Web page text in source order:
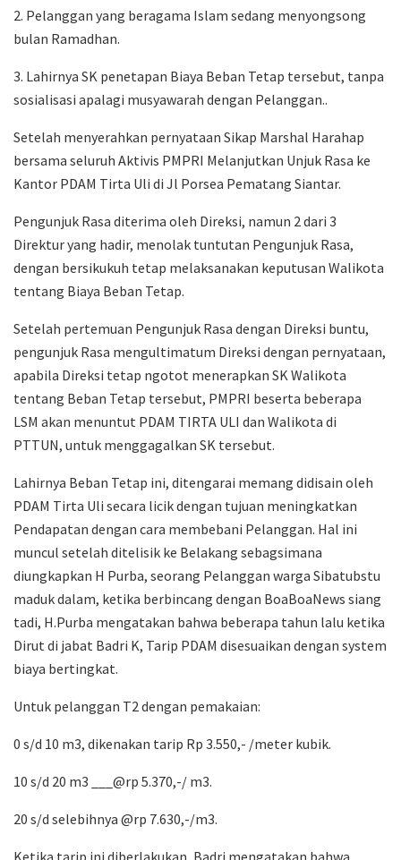
2. Pelanggan yang beragama Islam sedang menyongsong
bulan Ramadhan.
3. Lahirnya SK penetapan Biaya Beban Tetap tersebut, tanpa
sosialisasi apalagi musyawarah dengan Pelanggan..
Setelah menyerahkan pernyataan Sikap Marshal Harahap
bersama seluruh Aktivis PMPRI Melanjutkan Unjuk Rasa ke
Kantor PDAM Tirta Uli di Jl Porsea Pematang Siantar.
Pengunjuk Rasa diterima oleh Direksi, namun 2 dari 3
Direktur yang hadir, menolak tuntutan Pengunjuk Rasa,
dengan bersikukuh tetap melaksanakan keputusan Walikota
tentang Biaya Beban Tetap.
Setelah pertemuan Pengunjuk Rasa dengan Direksi buntu,
pengunjuk Rasa mengultimatum Direksi dengan pernyataan,
apabila Direksi tetap ngotot menerapkan SK Walikota
tentang Beban Tetap tersebut, PMPRI beserta beberapa
LSM akan menuntut PDAM TIRTA ULI dan Walikota di
PTTUN, untuk menggagalkan SK tersebut.
Lahirnya Beban Tetap ini, ditengarai memang didisain oleh
PDAM Tirta Uli secara licik dengan tujuan meningkatkan
Pendapatan dengan cara membebani Pelanggan. Hal ini
muncul setelah ditelisik ke Belakang sebagsimana
diungkapkan H Purba, seorang Pelanggan warga Sibatubstu
maduk dalam, ketika berbincang dengan BoaBoaNews siang
tadi, H.Purba mengatakan bahwa beberapa tahun lalu ketika
Dirut di jabat Badri K, Tarip PDAM disesuaikan dengan system
biaya bertingkat.
Untuk pelanggan T2 dengan pemakaian:
0 s/d 10 m3, dikenakan tarip Rp 3.550,- /meter kubik.
10 s/d 20 m3 ___@rp 5.370,-/ m3.
20 s/d selebihnya @rp 7.630,-/m3.